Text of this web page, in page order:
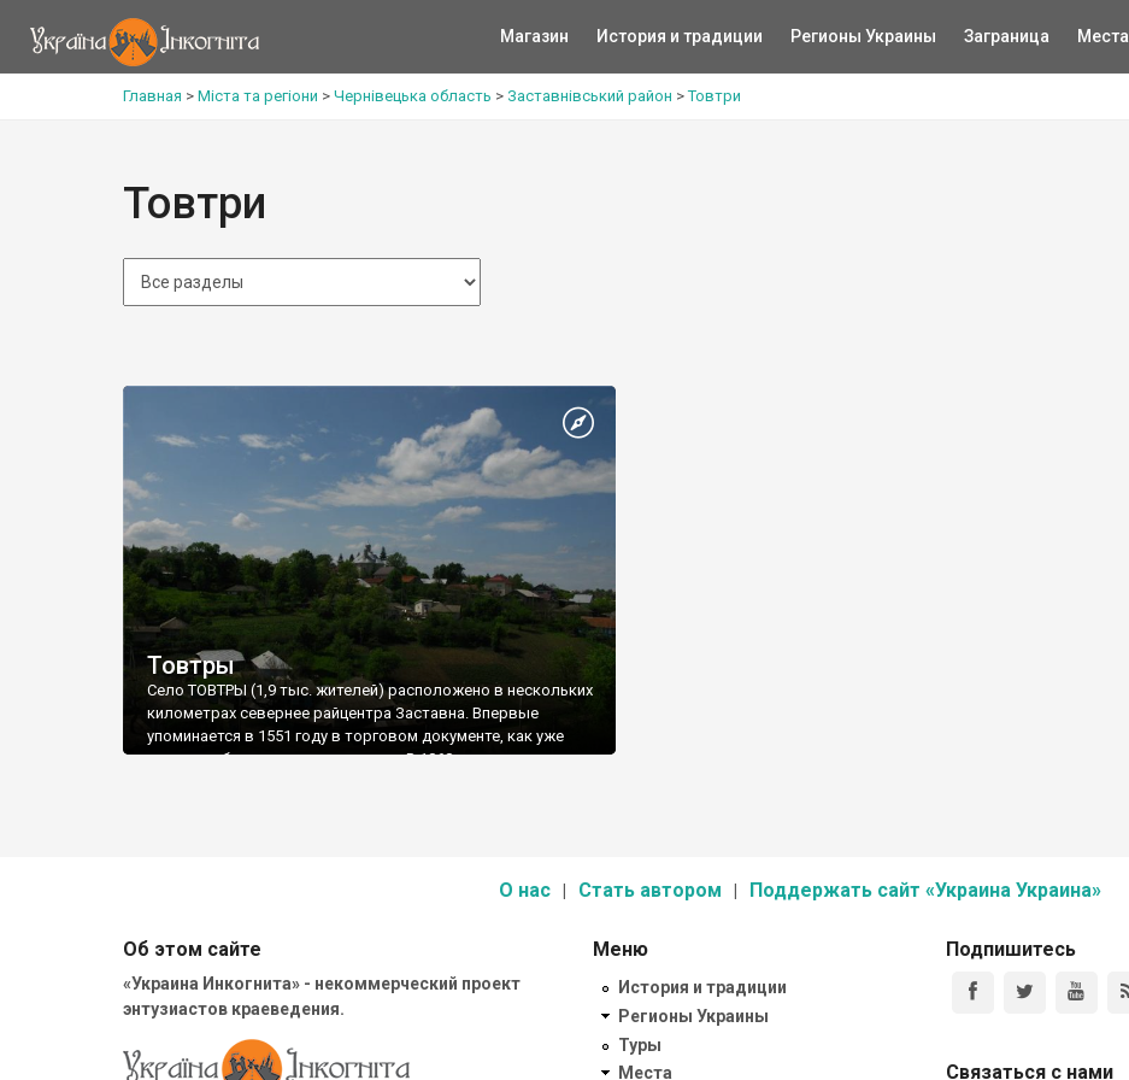
Магазин История и традиции Регионы Украины Заграница Места
Главная > Міста та регіони > Чернівецька область > Заставнівський район >Товтри
Товтри
Товтры
Село ТОВТРЫ (1,9 тыс. жителей) расположено в нескольких
километрах севернее райцентра Заставна. Впервые
упоминается в 1551 году в торговом документе, как уже
развитое буковинское поселение. В 1868 году в селе
О нас Стать автором Поддержать сайт «Украина Украина»
Об этом сайте
«Украина Инкогнита» - некоммерческий проект
энтузиастов краеведения.
Меню
История и традиции
Регионы Украины
Туры
Места
Подпишитесь
Связаться с нами